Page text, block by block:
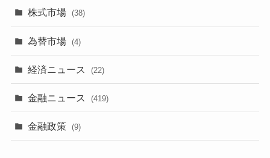
株式市場 (38)
為替市場 (4)
経済ニュース (22)
金融ニュース (419)
金融政策 (9)